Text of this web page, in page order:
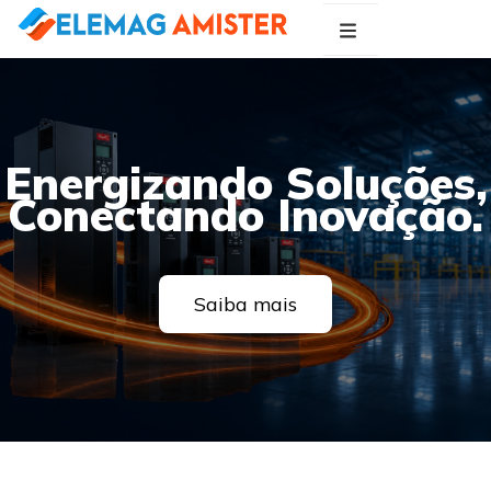
Energizando Soluções,
Conectando Inovação.
Saiba mais